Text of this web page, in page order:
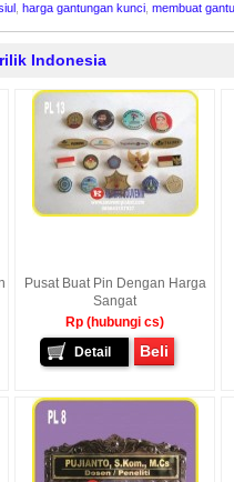
harga gantungan kunci membuat
Indonesia
Pusat Buat Pin Dengan Harga
Sangat
Rp (hubungi cs)
Detail
Beli